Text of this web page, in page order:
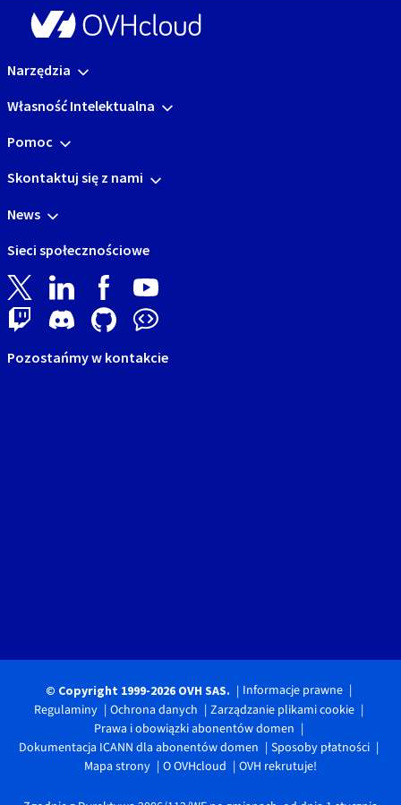
Narzędzia
Własność Intelektualna
Pomoc
Skontaktuj się z nami
News
Sieci społecznościowe
Pozostańmy w kontakcie
© Copyright 1999-2026 OVH SAS.
Informacje prawne
Regulaminy
Ochrona danych
Zarządzanie plikami cookie
Prawa i obowiązki abonentów domen
Dokumentacja ICANN dla abonentów domen
Sposoby płatności
Mapa strony
O OVHcloud OVH rekrutuje!